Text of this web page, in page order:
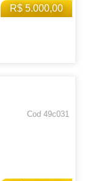
R$ 5.000,00
Cod 49c031